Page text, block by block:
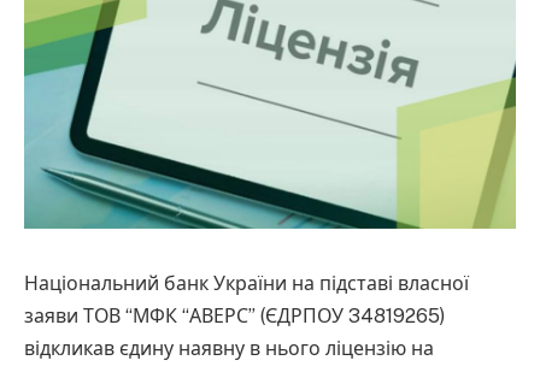
Національний банк України на підставі власної
заяви ТОВ “МФК “АВЕРС” (ЄДРПОУ 34819265)
відкликав єдину наявну в нього ліцензію на